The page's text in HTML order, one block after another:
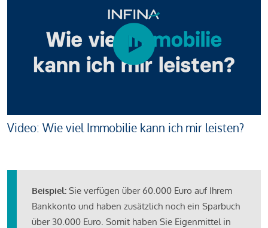
Video: Wie viel Immobilie kann ich mir leisten?
Beispiel: Sie verfügen über 60.000 Euro auf Ihrem
Bankkonto und haben zusätzlich noch ein Sparbuch
über 30.000 Euro. Somit haben Sie Eigenmittel in